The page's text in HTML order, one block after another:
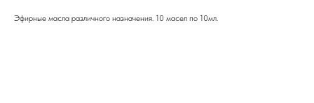
Эфирные масла различного назначения. 10 масел по 10мл.